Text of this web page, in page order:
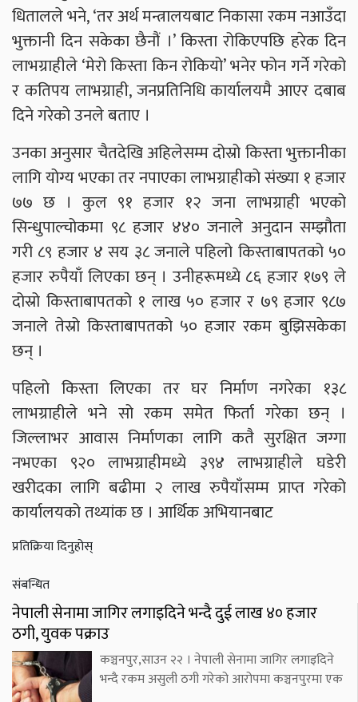
धितालले भने, ‘तर अर्थ मन्त्रालयबाट निकासा रकम नआउँदा
भुक्तानी दिन सकेका छैनौं ।’ किस्ता रोकिएपछि हरेक दिन
लाभग्राहीले ‘मेरो किस्ता किन रोकियो’ भनेर फोन गर्ने गरेको
र कतिपय लाभग्राही, जनप्रतिनिधि कार्यालयमै आएर दबाब
दिने गरेको उनले बताए ।
उनका अनुसार चैतदेखि अहिलेसम्म दोस्रो किस्ता भुक्तानीका
लागि योग्य भएका तर नपाएका लाभग्राहीको संख्या १ हजार
७७ छ । कुल ९१ हजार १२ जना लाभग्राही भएको
सिन्धुपाल्चोकमा ९८ हजार ४४० जनाले अनुदान सम्झौता
गरी ८९ हजार ४ सय ३८ जनाले पहिलो किस्ताबापतको ५०
हजार रुपैयाँ लिएका छन् । उनीहरूमध्ये ८६ हजार १७९ ले
दोस्रो किस्ताबापतको १ लाख ५० हजार र ७९ हजार ९८७
जनाले तेस्रो किस्ताबापतको ५० हजार रकम बुझिसकेका
छन् ।
पहिलो किस्ता लिएका तर घर निर्माण नगरेका १३८
लाभग्राहीले भने सो रकम समेत फिर्ता गरेका छन् ।
जिल्लाभर आवास निर्माणका लागि कतै सुरक्षित जग्गा
नभएका ९२० लाभग्राहीमध्ये ३९४ लाभग्राहीले घडेरी
खरीदका लागि बढीमा २ लाख रुपैयाँसम्म प्राप्त गरेको
कार्यालयको तथ्यांक छ । आर्थिक अभियानबाट
प्रतिक्रिया दिनुहोस्
संबन्धित
नेपाली सेनामा जागिर लगाइदिने भन्दै दुई लाख ४० हजार
ठगी, युवक पक्राउ
कञ्चनपुर,साउन २२ । नेपाली सेनामा जागिर लगाइदिने
भन्दै रकम असुली ठगी गरेको आरोपमा कञ्चनपुरमा एक